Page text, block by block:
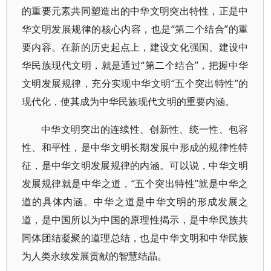
的重要元素共同塑造出的中华文明突出特性，正是中
华文明发展规律的核心内容，也是“第二个结合”的重
要内容。在新的历史起点上，建设文化强国、建设中
华民族现代文明，就是通过“第二个结合”，把握中华
文明发展规律，充分实现中华文明“五个突出特性”的
现代化，使其成为中华民族现代文明的重要内涵。
中华文明突出的连续性、创新性、统一性、包容
性、和平性，是中华文明长期发展中形成的规律性特
征，是中华文明发展规律的内涵。可以说，中华文明
发展规律就是中华之道，“五个突出特性”就是中华之
道的具体内涵。中华之道是中华文明的形成发展之
道，是中国所以为中国的原理性揭示，是中华民族共
同体团结凝聚的道理总结，也是中华文明和中华民族
为人类永续发展贡献的智慧结晶。